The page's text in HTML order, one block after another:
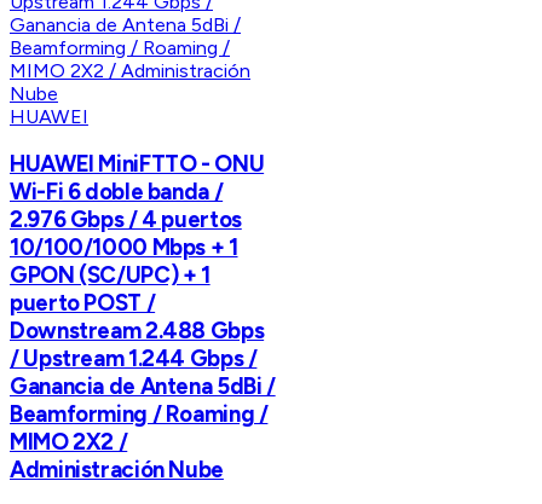
HUAWEI
HUAWEI MiniFTTO - ONU
Wi-Fi 6 doble banda /
2.976 Gbps / 4 puertos
10/100/1000 Mbps + 1
GPON (SC/UPC) + 1
puerto POST /
Downstream 2.488 Gbps
/ Upstream 1.244 Gbps /
Ganancia de Antena 5dBi /
Beamforming / Roaming /
MIMO 2X2 /
Administración Nube